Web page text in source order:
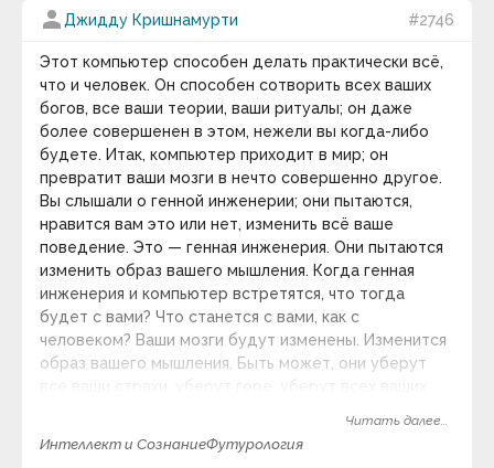
Андрей Курпатов
Андрей Лаврухин
Анна Соколова
Анри Барбюс
Анри-Фредерик Амьель
Антисфен
Антон Кемпинский
Антон Макаренко
Антон Павлович Чехов
Антон Рубинштейн
Антон Харевич
Антуан де Сент-Экзюпери
Аристипп
Аристотель
Аристотель Онассис
Аркадий и Борис Стругацкие
Аркадий Рэм
Арманд Хаммер
Артур Кестлер
person Джидду Кришнамурти #2746
Этот компьютер способен делать практически всё,
что и человек. Он способен сотворить всех ваших
богов, все ваши теории, ваши ритуалы; он даже
более совершенен в этом, нежели вы когда-либо
будете. Итак, компьютер приходит в мир; он
превратит ваши мозги в нечто совершенно другое.
Вы слышали о генной инженерии; они пытаются,
нравится вам это или нет, изменить всё ваше
поведение. Это — генная инженерия. Они пытаются
изменить образ вашего мышления. Когда генная
инженерия и компьютер встретятся, что тогда
будет с вами? Что станется с вами, как с
человеком? Ваши мозги будут изменены. Изменится
образ вашего мышления. Быть может, они уберут
либо уничтожением. Вот что на самом деле
Читать далее...
Интеллект и СознаниеФутурология